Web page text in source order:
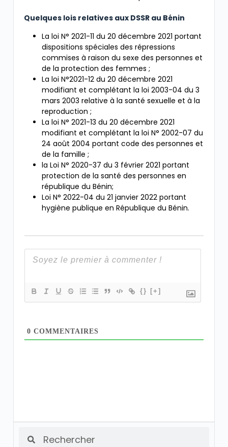
Quelques lois relatives aux DSSR au Bénin
La loi N° 2021-11 du 20 décembre 2021 portant
dispositions spéciales des répressions
commises à raison du sexe des personnes et
de la protection des femmes ;
La loi N°2021-12 du 20 décembre 2021
modifiant et complétant la loi 2003-04 du 3
mars 2003 relative à la santé sexuelle et à la
reproduction ;
La loi N° 2021-13 du 20 décembre 2021
modifiant et complétant la loi N° 2002-07 du
24 août 2004 portant code des personnes et
de la famille ;
la Loi N° 2020-37 du 3 février 2021 portant
protection de la santé des personnes en
république du Bénin;
Loi N° 2022-04 du 21 janvier 2022 portant
hygiène publique en République du Bénin.
{} [+]
0 COMMENTAIRES